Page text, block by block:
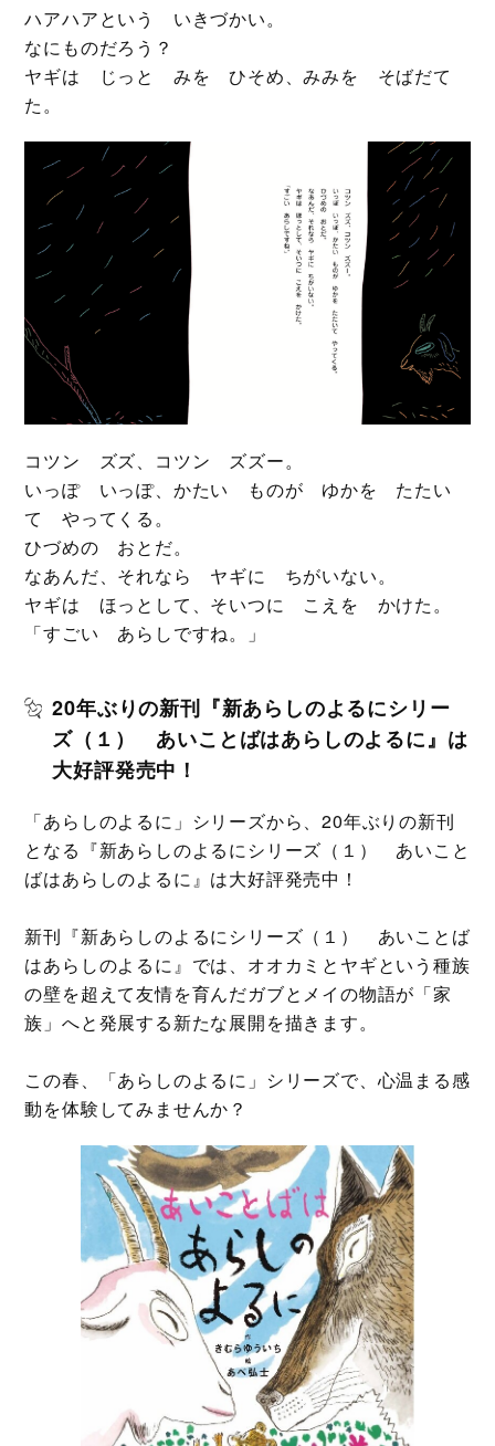
ハアハアという いきづかい。
なにものだろう？
ヤギは じっと みを ひそめ、みみを そばだて
た。
コツン ズズ、コツン ズズー。
いっぽ いっぽ、かたい ものが ゆかを たたい
て やってくる。
ひづめの おとだ。
なあんだ、それなら ヤギに ちがいない。
ヤギは ほっとして、そいつに こえを かけた。
「すごい あらしですね。」
20年ぶりの新刊『新あらしのよるにシリー
ズ（１） あいことばはあらしのよるに』は
大好評発売中！
「あらしのよるに」シリーズから、20年ぶりの新刊
となる『新あらしのよるにシリーズ（１） あいこと
ばはあらしのよるに』は大好評発売中！
新刊『新あらしのよるにシリーズ（１） あいことば
はあらしのよるに』では、オオカミとヤギという種族
の壁を超えて友情を育んだガブとメイの物語が「家
族」へと発展する新たな展開を描きます。
この春、「あらしのよるに」シリーズで、心温まる感
動を体験してみませんか？